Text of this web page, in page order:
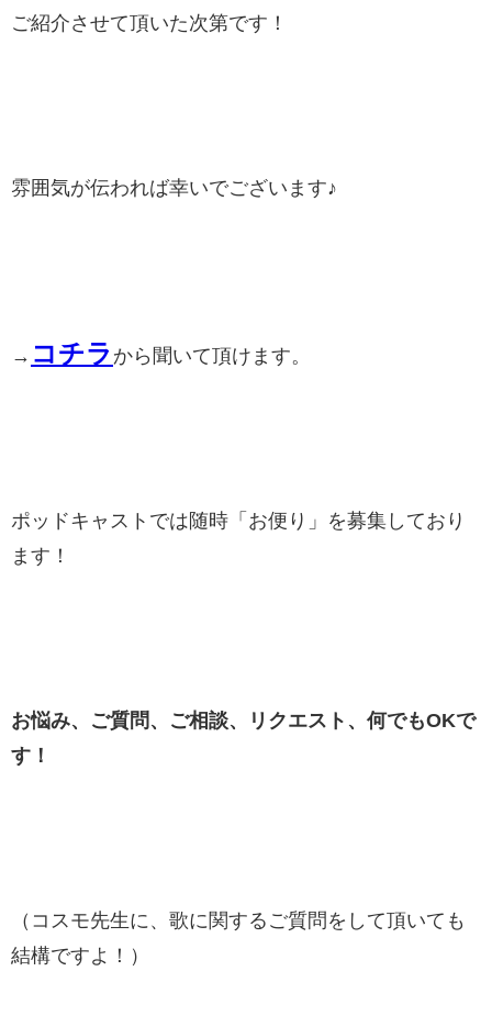
ご紹介させて頂いた次第です！
雰囲気が伝われば幸いでございます♪
→ コチラ から聞いて頂けます。
ポッドキャストでは随時「お便り」を募集しており
ます！
お悩み、ご質問、ご相談、リクエスト、何でもOKで
す！
（コスモ先生に、歌に関するご質問をして頂いても
結構ですよ！）